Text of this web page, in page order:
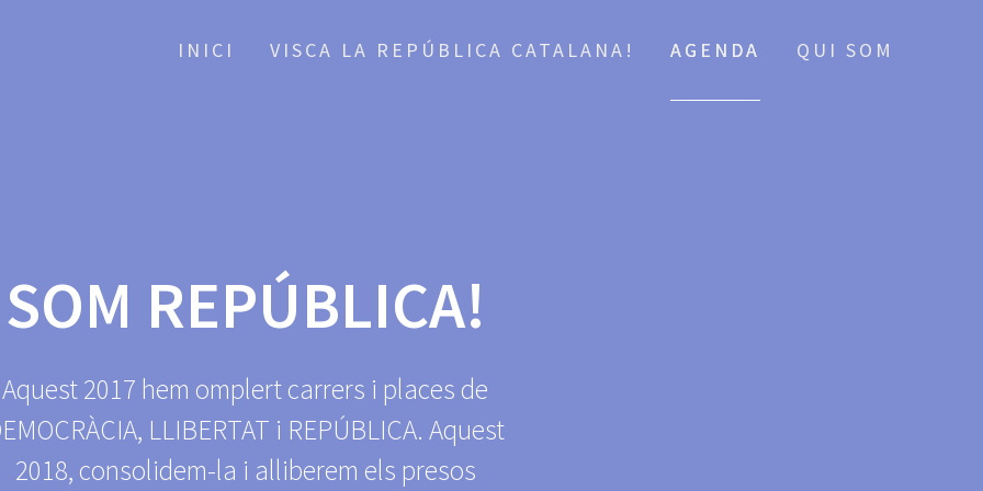
INICI VISCA LA REPÚBLICA CATALANA! AGENDA QUI SOM
SOM REPÚBLICA!
Aquest 2017 hem omplert carrers i places de
LLIBERTAT i REPÚBLICA. Aquest
2018, consolidem-la i alliberem els presos